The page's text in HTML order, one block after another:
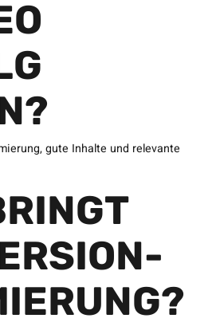
gute Inhalte und relevante